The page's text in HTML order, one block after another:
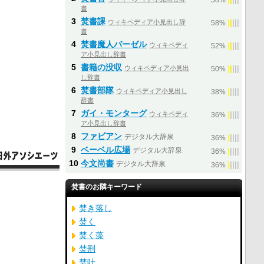
書
3 焚書課 ウィキペディア小見出し辞
書
58%
4 焚書魔人バーゼル ウィキペディ
ア小見出し辞書
52%
5 書籍の没収 ウィキペディア小見出
し辞書
50%
6 焚書部隊 ウィキペディア小見出し
辞書
38%
7 ガイ・モンターグ ウィキペディ
ア小見出し辞書
36%
8 ファビアン デジタル大辞泉 36%
9 ベーベル広場 デジタル大辞泉 36%
10 今文尚書 デジタル大辞泉 36%
焚書のお隣キーワード
焚き落し
焚く
焚く藻
焚刑